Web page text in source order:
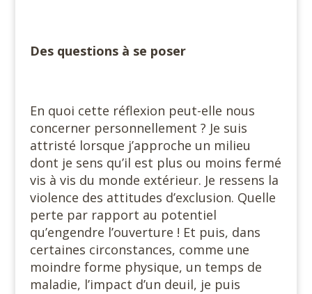
Des questions à se poser
En quoi cette réflexion peut-elle nous
concerner personnellement ? Je suis
attristé lorsque j’approche un milieu
dont je sens qu’il est plus ou moins fermé
vis à vis du monde extérieur. Je ressens la
violence des attitudes d’exclusion. Quelle
perte par rapport au potentiel
qu’engendre l’ouverture ! Et puis, dans
certaines circonstances, comme une
moindre forme physique, un temps de
maladie, l’impact d’un deuil, je puis